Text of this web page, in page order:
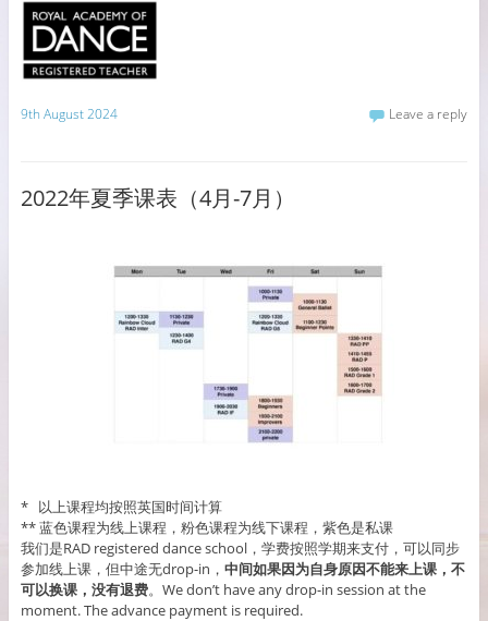
9th August 2024 Leave a reply
2022年夏季课表（4月-7月）
* 以上课程均按照英国时间计算
** 蓝色课程为线上课程，粉色课程为线下课程，紫色是私课
我们是RAD registered dance school，学费按照学期来支付，可以同步
参加线上课，但中途无drop-in， 中间如果因为自身原因不能来上课，不
可以换课，没有退费。We don’t have any drop-in session at the
moment. The advance payment is required.